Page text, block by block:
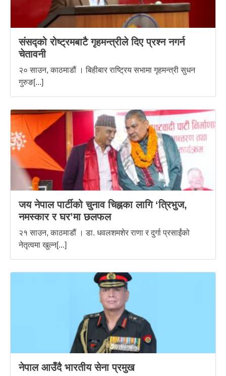
संसद्को रोष्ट्रमबाटै गृहमन्त्रीले दिए प्रश्न नगर्न
चेतावनी
२० साउन, काठमाडौं । बिहीबार राष्ट्रिय सभामा गृहमन्त्री सुधन
गुरुङ[...]
जय नेपाल पार्टीको चुनाव चिह्नका लागि ‘त्रिभुज,
नमस्कार र घर’मा छलफल
२१ साउन, काठमाडौं । डा. धवलशमशेर राणा र दुर्गा प्रसाईंको
नेतृत्वमा खुल्न[...]
नेपाल आउँदै भारतीय सेना प्रमुख